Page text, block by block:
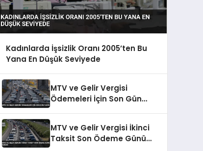
Kadınlarda İşsizlik Oranı 2005’ten Bu
Yana En Düşük Seviyede
MTV ve Gelir Vergisi
Ödemeleri İçin Son Gün
MTV ve Gelir Vergisi İkinci
Taksit Son Ödeme Günü